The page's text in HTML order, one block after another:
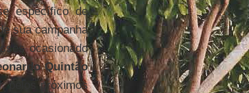
específico de
sua campanha
ocasionado
Quintão
pelos próximos